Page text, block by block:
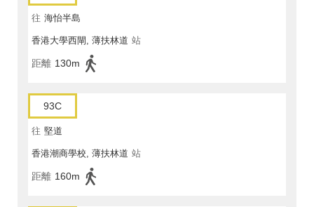
往 海怡半島
香港大學西閘, 薄扶林道 站
距離 130m
93C
往 堅道
香港潮商學校, 薄扶林道 站
距離 160m